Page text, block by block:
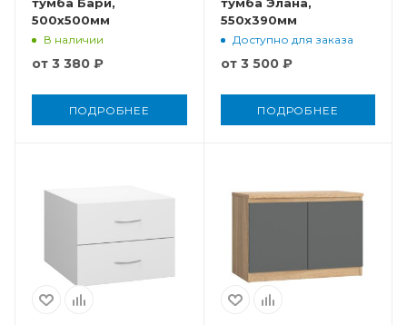
500x500мм
В наличии
от 3 380 ₽
ПОДРОБНЕЕ
550x390мм
Доступно для заказа
от 3 500 ₽
ПОДРОБНЕЕ